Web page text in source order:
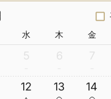
水 木 金
5 6 7
12 13 14